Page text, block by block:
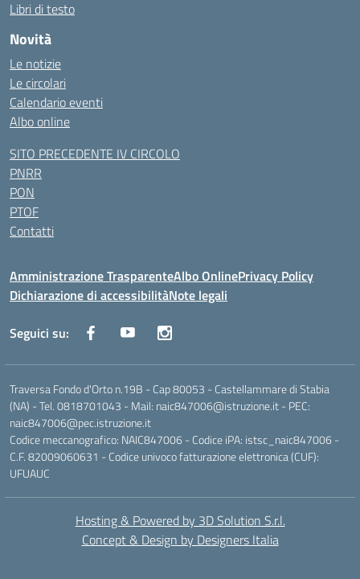
Libri di testo
Novità
Le notizie
Le circolari
Calendario eventi
Albo online
SITO PRECEDENTE IV CIRCOLO
PNRR
PON
PTOF
Contatti
Amministrazione TrasparenteAlbo OnlinePrivacy Policy
Dichiarazione di accessibilitàNote legali
Seguici su:
Traversa Fondo d'Orto n.19B - Cap 80053 - Castellammare di Stabia
(NA) - Tel. 0818701043 - Mail: naic847006@istruzione.it - PEC:
naic847006@pec.istruzione.it
Codice meccanografico: NAIC847006 - Codice iPA: istsc_naic847006 -
C.F. 82009060631 - Codice univoco fatturazione elettronica (CUF):
UFUAUC
Hosting & Powered by 3D Solution S.r.l.
Concept & Design by Designers Italia